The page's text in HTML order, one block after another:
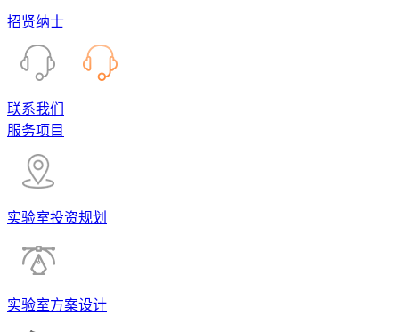
招贤纳士
联系我们
服务项目
实验室投资规划
实验室方案设计